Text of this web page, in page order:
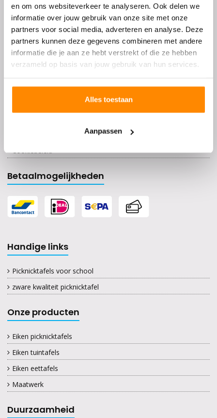
en om ons websiteverkeer te analyseren. Ook delen we
informatie over jouw gebruik van onze site met onze
partners voor social media, adverteren en analyse. Deze
partners kunnen deze gegevens combineren met andere
informatie die je aan ze hebt verstrekt of die ze hebben
verzameld op basis van jouw gebruik van hun services.
Alles toestaan
Aanpassen
Hoe werkt het?
Hoe werkt het?
Klantenservice
Betalen
Cookiebeleid
Betaalmogelijkheden
Handige links
Picknicktafels voor school
zware kwaliteit picknicktafel
Onze producten
Eiken picknicktafels
Eiken tuintafels
Eiken eettafels
Maatwerk
Duurzaamheid